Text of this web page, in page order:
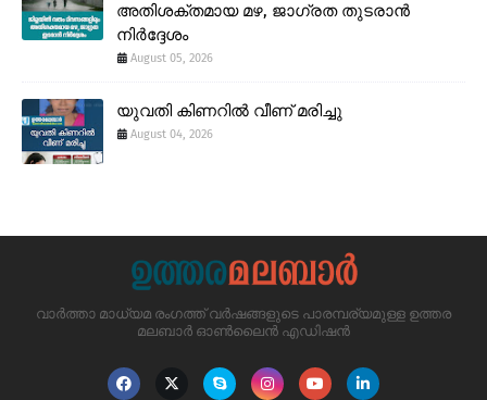
അതിശക്തമായ മഴ, ജാഗ്രത തുടരാൻ
നിർദ്ദേശം
August 05, 2026
യുവതി കിണറിൽ വീണ് മരിച്ചു
August 04, 2026
വാർത്താ മാധ്യമ രംഗത്ത് വർഷങ്ങളുടെ പാരമ്പര്യമുള്ള ഉത്തര
മലബാർ ഓൺലൈൻ എഡിഷൻ